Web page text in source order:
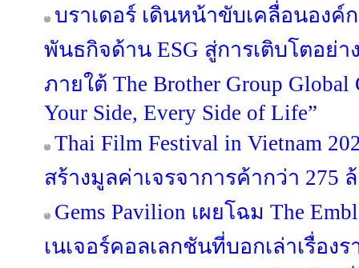
บราเดอร์ เดินหน้าขับเคลื่อนอง
พันธกิจด้าน ESG สู่การเติบโตอย่
ภายใต้ The Brother Group
Your Side, Every Side of Life”
Thai Film Festival in Vietnam
สร้างมูลค่าเจรจาการค้ากว่า 275
Gems Pavilion เผยโฉม The
เนเจอร์คอลเลกชันที่บอกเล่าเรื่อง